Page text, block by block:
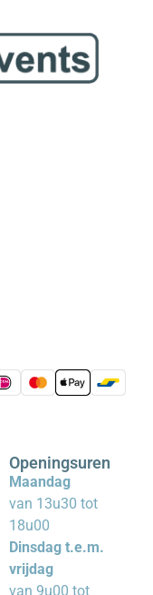
Openingsuren
Maandag
van 13u30 tot
18u00
Dinsdag t.e.m.
vrijdag
van 9u00 tot